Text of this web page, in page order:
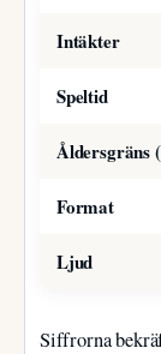
Intäkter
Speltid
Åldersgräns
Format
Ljud
Siffrorna